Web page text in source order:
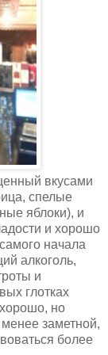
вкусами
спелые
яблоки), и
и хорошо
начала
алкоголь,
и
глотках
хорошо, но
менее заметной,
более